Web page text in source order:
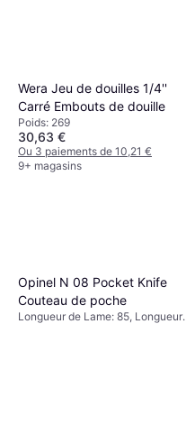
Wera Jeu de douilles 1/4''
Carré Embouts de douille
Poids: 269
30,63 €
Ou 3 paiements de 10,21 €
9+ magasins
Opinel N 08 Pocket Knife
Couteau de poche
Longueur de Lame: 85, Longueur: